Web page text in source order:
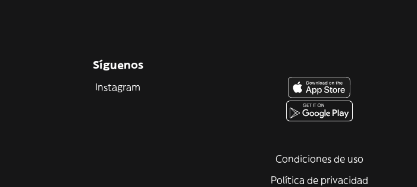
Síguenos
Instagram
Condiciones de uso
Política de privacidad